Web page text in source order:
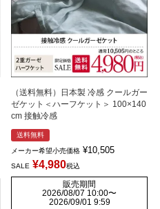
（送料無料）日本製 冷感 クールガー
ゼケット＜ハーフケット＞ 100×140
cm 接触冷感
送料無料
メーカー希望小売価格 ¥10,505
SALE ¥4,980税込
販売期間
2026/08/07 10:00〜
2026/09/01 9:59